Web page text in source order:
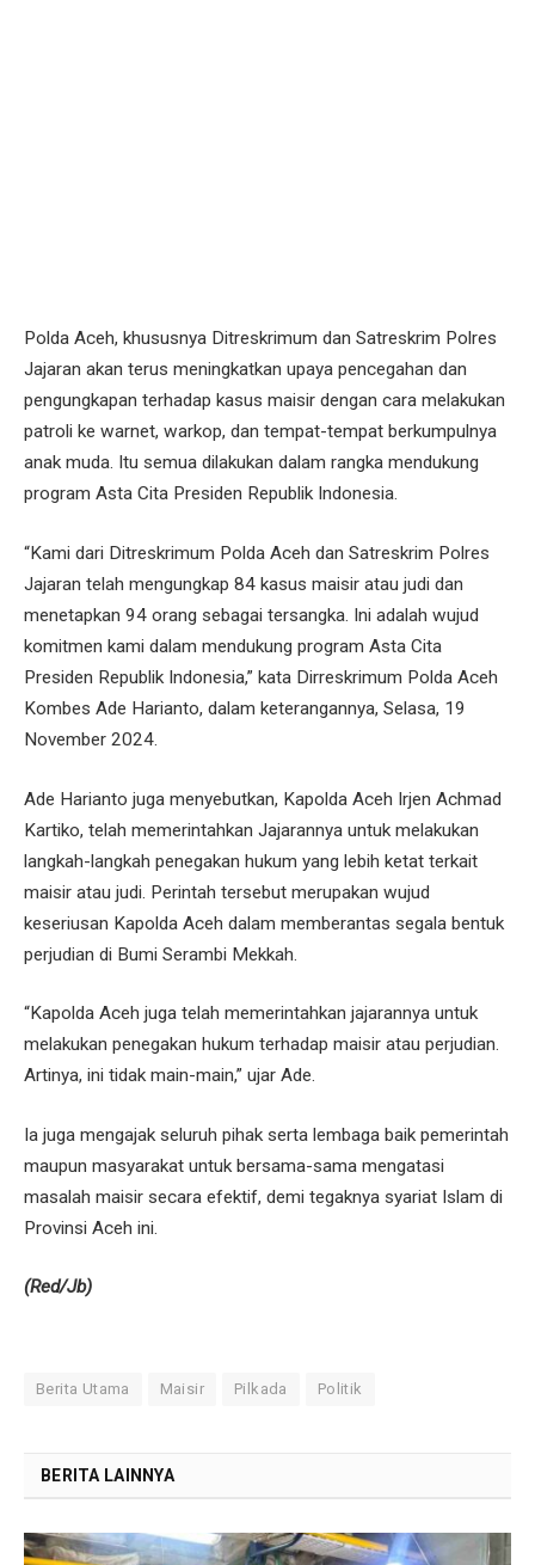
Polda Aceh, khususnya Ditreskrimum dan Satreskrim Polres
Jajaran akan terus meningkatkan upaya pencegahan dan
pengungkapan terhadap kasus maisir dengan cara melakukan
patroli ke warnet, warkop, dan tempat-tempat berkumpulnya
anak muda. Itu semua dilakukan dalam rangka mendukung
program Asta Cita Presiden Republik Indonesia.
“Kami dari Ditreskrimum Polda Aceh dan Satreskrim Polres
Jajaran telah mengungkap 84 kasus maisir atau judi dan
menetapkan 94 orang sebagai tersangka. Ini adalah wujud
komitmen kami dalam mendukung program Asta Cita
Presiden Republik Indonesia,” kata Dirreskrimum Polda Aceh
Kombes Ade Harianto, dalam keterangannya, Selasa, 19
November 2024.
Ade Harianto juga menyebutkan, Kapolda Aceh Irjen Achmad
Kartiko, telah memerintahkan Jajarannya untuk melakukan
langkah-langkah penegakan hukum yang lebih ketat terkait
maisir atau judi. Perintah tersebut merupakan wujud
keseriusan Kapolda Aceh dalam memberantas segala bentuk
perjudian di Bumi Serambi Mekkah.
“Kapolda Aceh juga telah memerintahkan jajarannya untuk
melakukan penegakan hukum terhadap maisir atau perjudian.
Artinya, ini tidak main-main,” ujar Ade.
Ia juga mengajak seluruh pihak serta lembaga baik pemerintah
maupun masyarakat untuk bersama-sama mengatasi
masalah maisir secara efektif, demi tegaknya syariat Islam di
Provinsi Aceh ini.
(Red/Jb)
Berita Utama Maisir Pilkada Politik
BERITA LAINNYA